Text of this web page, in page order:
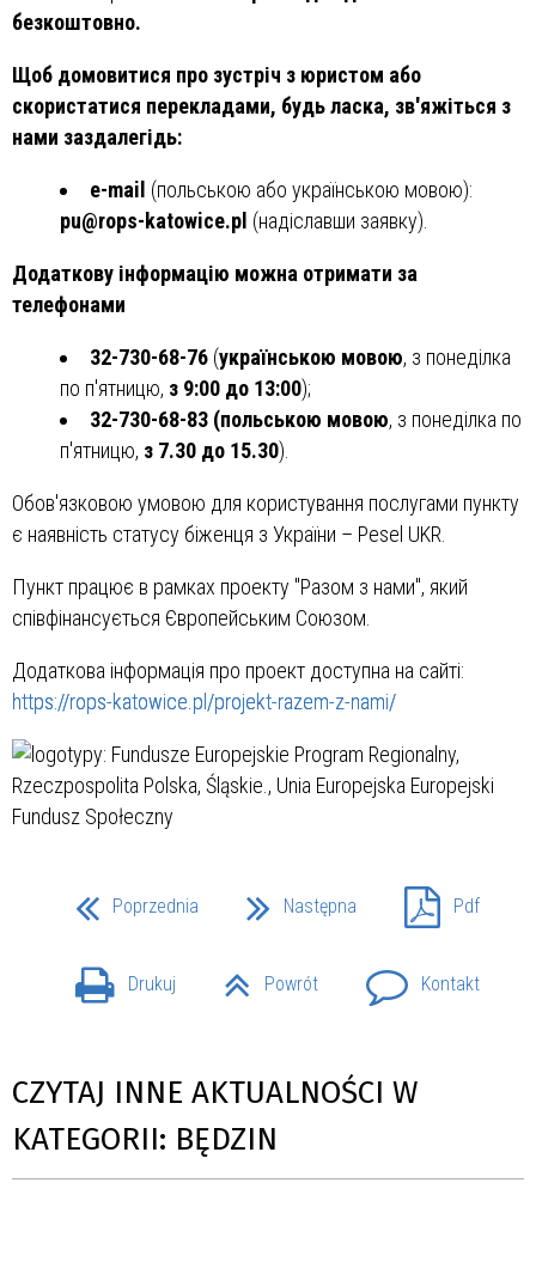
безкоштовно.
Щоб домовитися про зустріч з юристом або
скористатися перекладами, будь ласка, зв'яжіться з
нами заздалегідь:
e-mail (польською або українською мовою):
pu@rops-katowice.pl (надіславши заявку).
Додаткову інформацію можна отримати за
телефонами
32-730-68-76 (українською мовою, з понеділка
по п'ятницю, з 9:00 до 13:00);
32-730-68-83 (польською мовою, з понеділка по
п'ятницю, з 7.30 до 15.30).
Обов'язковою умовою для користування послугами пункту
є наявність статусу біженця з України – Pesel UKR.
Пункт працює в рамках проекту "Разом з нами", який
співфінансується Європейським Союзом.
Додаткова інформація про проект доступна на сайті:
https://rops-katowice.pl/projekt-razem-z-nami/
Poprzednia Następna Pdf
Drukuj Powrót Kontakt
CZYTAJ INNE AKTUALNOŚCI W
KATEGORII: BĘDZIN